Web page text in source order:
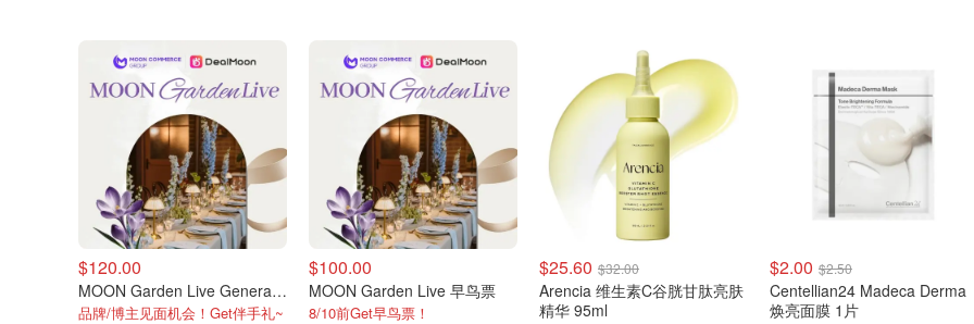
$120.00
MOON Garden Live General门票
品牌/博主见面机会！Get伴手礼~
$100.00
MOON Garden Live 早鸟票
8/10前Get早鸟票！
$25.60 $32.00
Arencia 维生素C谷胱甘肽亮肤
精华 95ml
$2.00 $2.50
Centellian24 Madeca Derma
焕亮面膜 1片